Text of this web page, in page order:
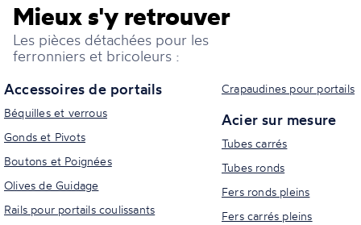
Mieux s'y retrouver
Les pièces détachées pour les
ferronniers et bricoleurs :
Accessoires de portails
Béquilles et verrous
Gonds et Pivots
Boutons et Poignées
Olives de Guidage
Rails pour portails coulissants
Crapaudines pour portails
Acier sur mesure
Tubes carrés
Tubes ronds
Fers ronds pleins
Fers carrés pleins